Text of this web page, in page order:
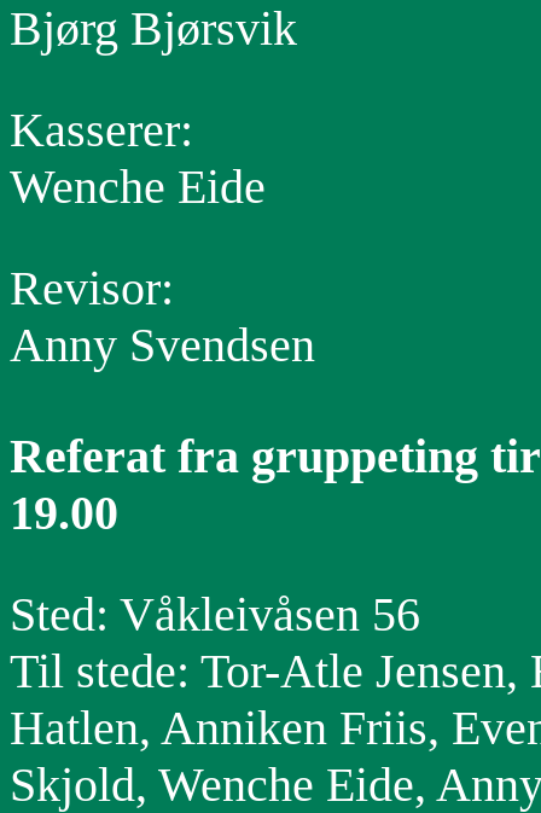
Bjørg Bjørsvik
Kasserer:
Wenche Eide
Revisor:
Anny Svendsen
Referatfra gruppeting
19.00
Sted: Våkleivåsen 56
Til stede: Tor-Atle
Hatlen, Anniken Friis,
Skjold, Wenche Eide,